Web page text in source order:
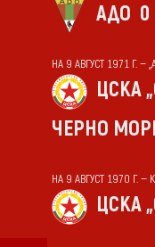
АДО 0
НА 9 АВГУСТ 1971 Г. —
ЦСКА
ЧЕРНО
НА 9 АВГУСТ 1970 Г. —
ЦСКА